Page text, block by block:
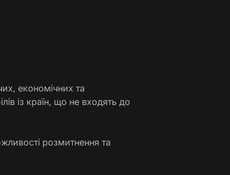
економічних та
із країн, що не входять до
розмитнення та